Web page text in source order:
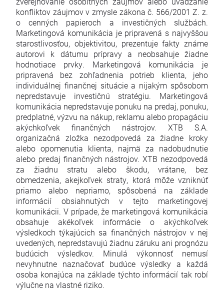
konfliktov záujmov v zmysle zákona č. 566/2001 Z. z.
o cenných papieroch a investičných službách.
Marketingová komunikácia je pripravená s najvyššou
starostlivosťou, objektivitou, prezentuje fakty známe
autorovi k dátumu prípravy a neobsahuje žiadne
hodnotiace prvky. Marketingová komunikácia je
pripravená bez zohľadnenia potrieb klienta, jeho
individuálnej finančnej situácie a nijakým spôsobom
nepredstavuje investičnú stratégiu. Marketingová
komunikácia nepredstavuje ponuku na predaj, ponuku,
predplatné, výzvu na nákup, reklamu alebo propagáciu
akýchkoľvek finančných nástrojov. XTB S.A.
organizačná zložka nezodpovedá za žiadne kroky
alebo opomenutia klienta, najmä za nadobudnutie
alebo predaj finančných nástrojov. XTB nezodpovedá
za žiadnu stratu alebo škodu, vrátane, bez
obmedzenia, akejkoľvek straty, ktorá môže vzniknúť
priamo alebo nepriamo, spôsobená na základe
informácií obsiahnutých v tejto marketingovej
komunikácii. V prípade, že marketingová komunikácia
obsahuje akékoľvek informácie o akýchkoľvek
výsledkoch týkajúcich sa finančných nástrojov v nej
uvedených, nepredstavujú žiadnu záruku ani prognózu
budúcich výsledkov. Minulá výkonnosť nemusí
nevyhnutne naznačovať budúce výsledky a každá
osoba konajúca na základe týchto informácií tak robí
výlučne na vlastné riziko.